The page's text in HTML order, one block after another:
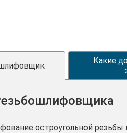
Какие
остроугольной резьбы